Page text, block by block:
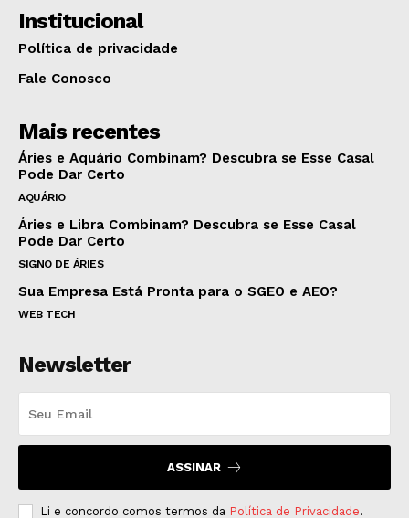
Institucional
Política de privacidade
Fale Conosco
Mais recentes
Áries e Aquário Combinam? Descubra se Esse Casal
Pode Dar Certo
AQUÁRIO
Áries e Libra Combinam? Descubra se Esse Casal
Pode Dar Certo
SIGNO DE ÁRIES
Sua Empresa Está Pronta para o SGEO e AEO?
WEB TECH
Newsletter
ASSINAR
Li e concordo comos termos da Política de Privacidade.